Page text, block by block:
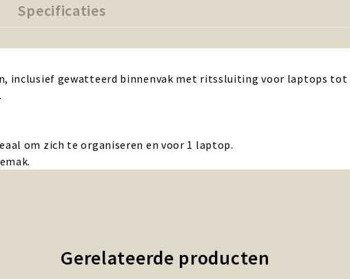
Specificaties
inclusief gewatteerd binnenvak met ritssluiting voor laptops tot
om zich te organiseren en voor 1 laptop.
Gerelateerde producten